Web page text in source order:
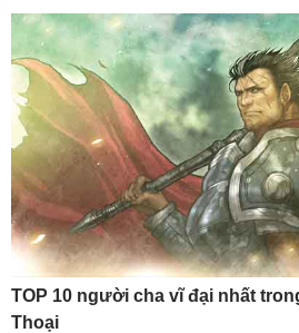
TOP 10 người cha vĩ đại nhất
Thoại